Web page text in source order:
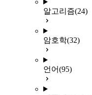
알고리즘(24)
암호학(32)
언어(95)